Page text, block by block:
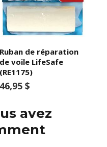
Ruban de réparation
de voile LifeSafe
(RE1175)
46,95 $
avez